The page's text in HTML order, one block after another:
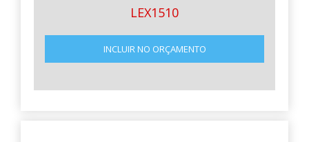
LEX1510
INCLUIR NO ORÇAMENTO